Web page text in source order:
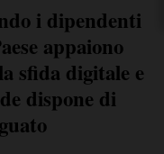
i dipendenti
appaiono
sfida digitale e
dispone di